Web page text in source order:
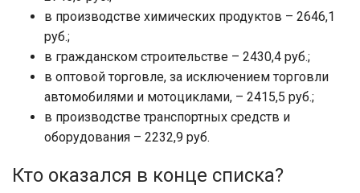
в производстве химических продуктов – 2646,1
руб.;
в гражданском строительстве – 2430,4 руб.;
в оптовой торговле, за исключением торговли
автомобилями и мотоциклами, – 2415,5 руб.;
в производстве транспортных средств и
оборудования – 2232,9 руб.
Кто оказался в конце списка?